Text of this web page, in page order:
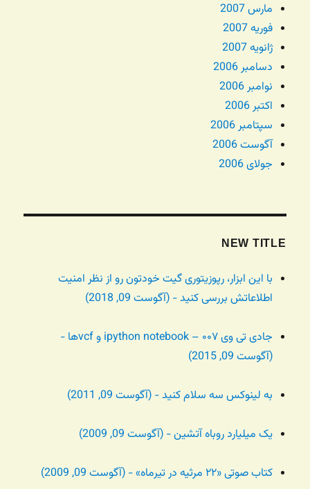
مارس 2007
فوریه 2007
ژانویه 2007
دسامبر 2006
نوامبر 2006
اکتبر 2006
سپتامبر 2006
آگوست 2006
جولای 2006
NEW TITLE
با این ابزار، رپوزیتوری گیت خودتون رو از نظر امنیت
اطلاعاتش بررسی کنید - (آگوست 09, 2018)
جادی تی وی ۰۰۷ – ipython notebook و vcfها -
(آگوست 09, 2015)
به لینوکس سه سلام کنید - (آگوست 09, 2011)
یک میلیارد روباه آتشین - (آگوست 09, 2009)
کتاب صوتی «۲۲ مرثیه در تیرماه» - (آگوست 09, 2009)